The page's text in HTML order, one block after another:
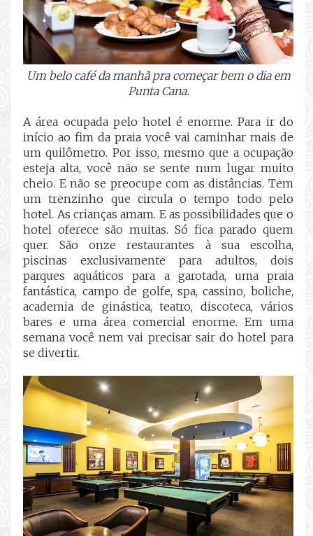
Um belo café da manhã pra começar bem o dia em
Punta Cana.
A área ocupada pelo hotel é enorme. Para ir do
início ao fim da praia você vai caminhar mais de
um quilômetro. Por isso, mesmo que a ocupação
esteja alta, você não se sente num lugar muito
cheio. E não se preocupe com as distâncias. Tem
um trenzinho que circula o tempo todo pelo
hotel. As crianças amam. E as possibilidades que o
hotel oferece são muitas. Só fica parado quem
quer. São onze restaurantes à sua escolha,
piscinas exclusivamente para adultos, dois
parques aquáticos para a garotada, uma praia
fantástica, campo de golfe, spa, cassino, boliche,
academia de ginástica, teatro, discoteca, vários
bares e uma área comercial enorme. Em uma
semana você nem vai precisar sair do hotel para
se divertir.